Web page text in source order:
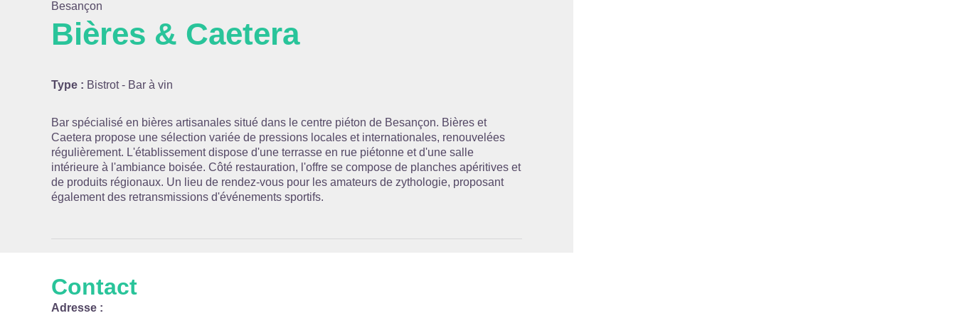
Besançon
Bières & Caetera
Type : Bistrot - Bar à vin
Bar spécialisé en bières artisanales situé dans le centre piéton de Besançon. Bières et
Caetera propose une sélection variée de pressions locales et internationales, renouvelées
régulièrement. L'établissement dispose d'une terrasse en rue piétonne et d'une salle
intérieure à l'ambiance boisée. Côté restauration, l'offre se compose de planches apéritives et
de produits régionaux. Un lieu de rendez-vous pour les amateurs de zythologie, proposant
également des retransmissions d'événements sportifs.
Contact
Adresse :